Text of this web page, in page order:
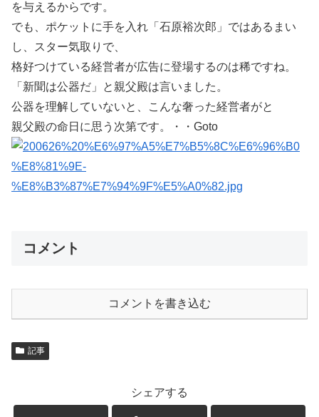
を与えるからです。
でも、ポケットに手を入れ「石原裕次郎」ではあるまい
し、スター気取りで、
格好つけている経営者が広告に登場するのは稀ですね。
「新聞は公器だ」と親父殿は言いました。
公器を理解していないと、こんな奢った経営者がと
親父殿の命日に思う次第です。・・Goto
コメント
コメントを書き込む
記事
シェアする